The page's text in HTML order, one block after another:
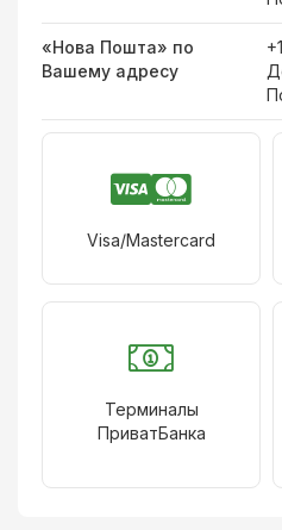
«Нова Пошта» по
Вашему адресу
Visa/Mastercard
Терминалы
ПриватБанка